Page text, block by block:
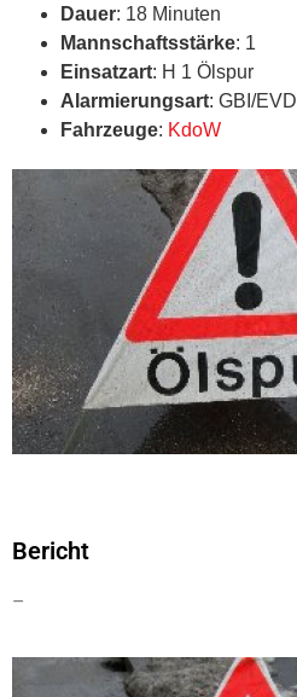
Dauer: 18 Minuten
Mannschaftsstärke: 1
Einsatzart: H 1 Ölspur
Alarmierungsart: GBI/EVD
Fahrzeuge: KdoW
Bericht
–